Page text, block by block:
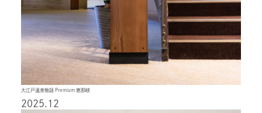
大江戸温泉物語 Premium 恵那峡
2025.12